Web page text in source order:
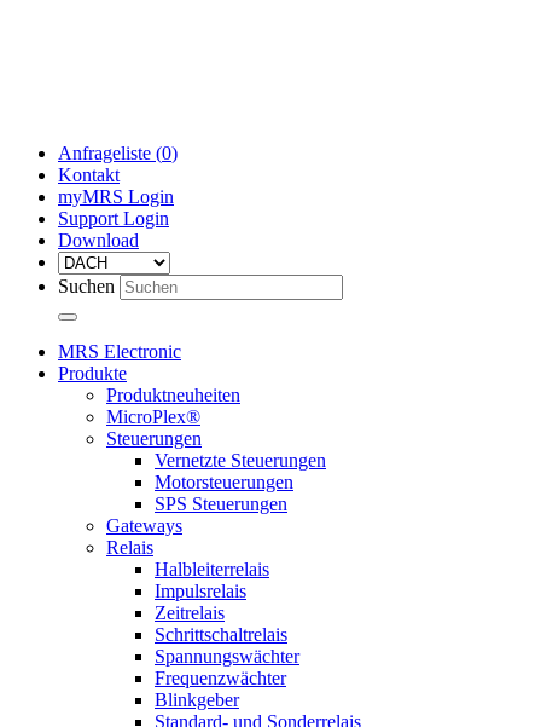
Anfrageliste (0)
Kontakt
myMRS Login
Support Login
Download
Suchen
MRS Electronic
Produkte
Produktneuheiten
MicroPlex®
Steuerungen
Vernetzte Steuerungen
Motorsteuerungen
SPS Steuerungen
Gateways
Relais
Halbleiterrelais
Impulsrelais
Zeitrelais
Schrittschaltrelais
Spannungswächter
Frequenzwächter
Blinkgeber
Standard- und Sonderrelais